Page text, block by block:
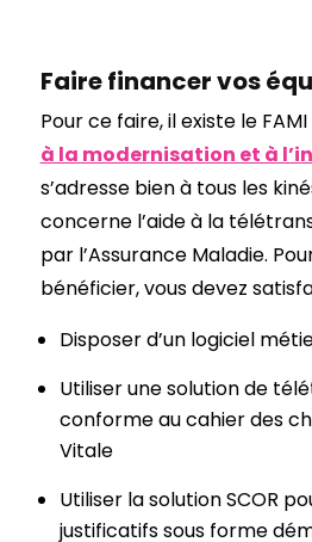
Faire financer vos
Pour ce faire, il existe le FAMI
à la modernisation et à
s’adresse bien à tous les
concerne l’aide à la
par l’Assurance Maladie.
bénéficier, vous devez
Disposer d’un logiciel
Utiliser une solution de
conforme au cahier des
Vitale
Utiliser la solution SCOR
justificatifs sous forme